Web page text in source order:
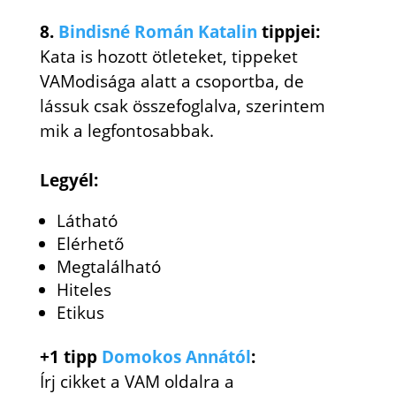
8. Bindisné Román Katalin tippjei:
Kata is hozott ötleteket, tippeket
VAModisága alatt a csoportba, de
lássuk csak összefoglalva, szerintem
mik a legfontosabbak.
Legyél:
Látható
Elérhető
Megtalálható
Hiteles
Etikus
+1 tipp Domokos Annától:
Írj cikket a VAM oldalra a